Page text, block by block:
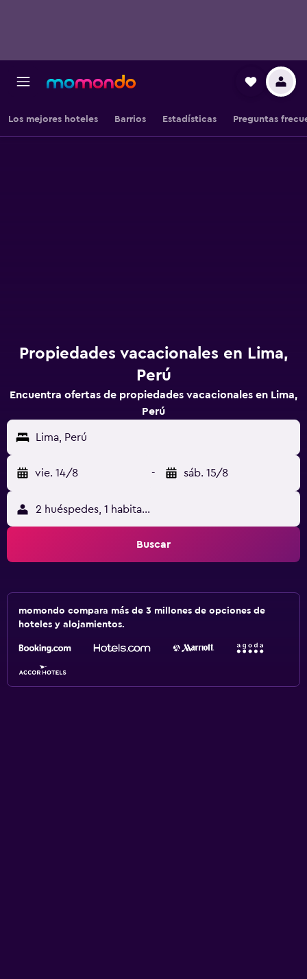
Los mejores hoteles Barrios Estadísticas Preguntas
Propiedades vacacionales en Lima,
Perú
Encuentra ofertas de propiedades vacacionales en Lima,
Perú
Lima, Perú
vie. 14/8 - sáb. 15/8
2 huéspedes, 1 habitación
Buscar
momondo compara más de 3 millones de opciones de
hoteles y alojamientos.